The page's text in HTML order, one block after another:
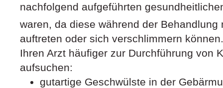
nachfolgend aufgeführten
waren, da diese während der Behandlung
auftreten oder sich verschlimmern
Ihren Arzt häufiger zur Durchführung von
aufsuchen:
gutartige Geschwülste in der